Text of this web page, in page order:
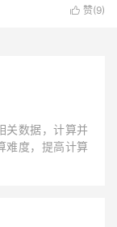
 赞(9)
关数据，计算并
难度，提高计算